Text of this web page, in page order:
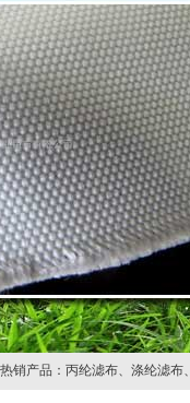
热销产品： 丙纶滤布、 涤纶滤布、